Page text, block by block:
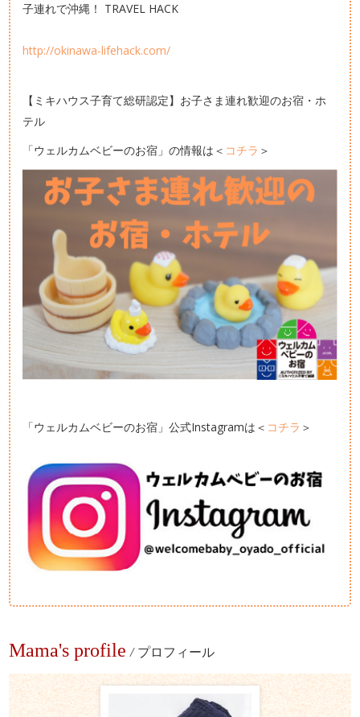
子連れで沖縄！ TRAVEL HACK
http://okinawa-lifehack.com/
【ミキハウス子育て総研認定】お子さま連れ歓迎のお宿・ホ
テル
「ウェルカムベビーのお宿」の情報は＜ コチラ ＞
「ウェルカムベビーのお宿」公式Instagramは＜ コチラ ＞
Mama's profile / プロフィール